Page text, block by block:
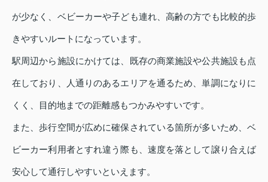
が少なく、ベビーカーや子ども連れ、高齢の方でも比較的歩
きやすいルートになっています。
駅周辺から施設にかけては、既存の商業施設や公共施設も点
在しており、人通りのあるエリアを通るため、単調になりに
くく、目的地までの距離感もつかみやすいです。
また、歩行空間が広めに確保されている箇所が多いため、ベ
ビーカー利用者とすれ違う際も、速度を落として譲り合えば
安心して通行しやすいといえます。